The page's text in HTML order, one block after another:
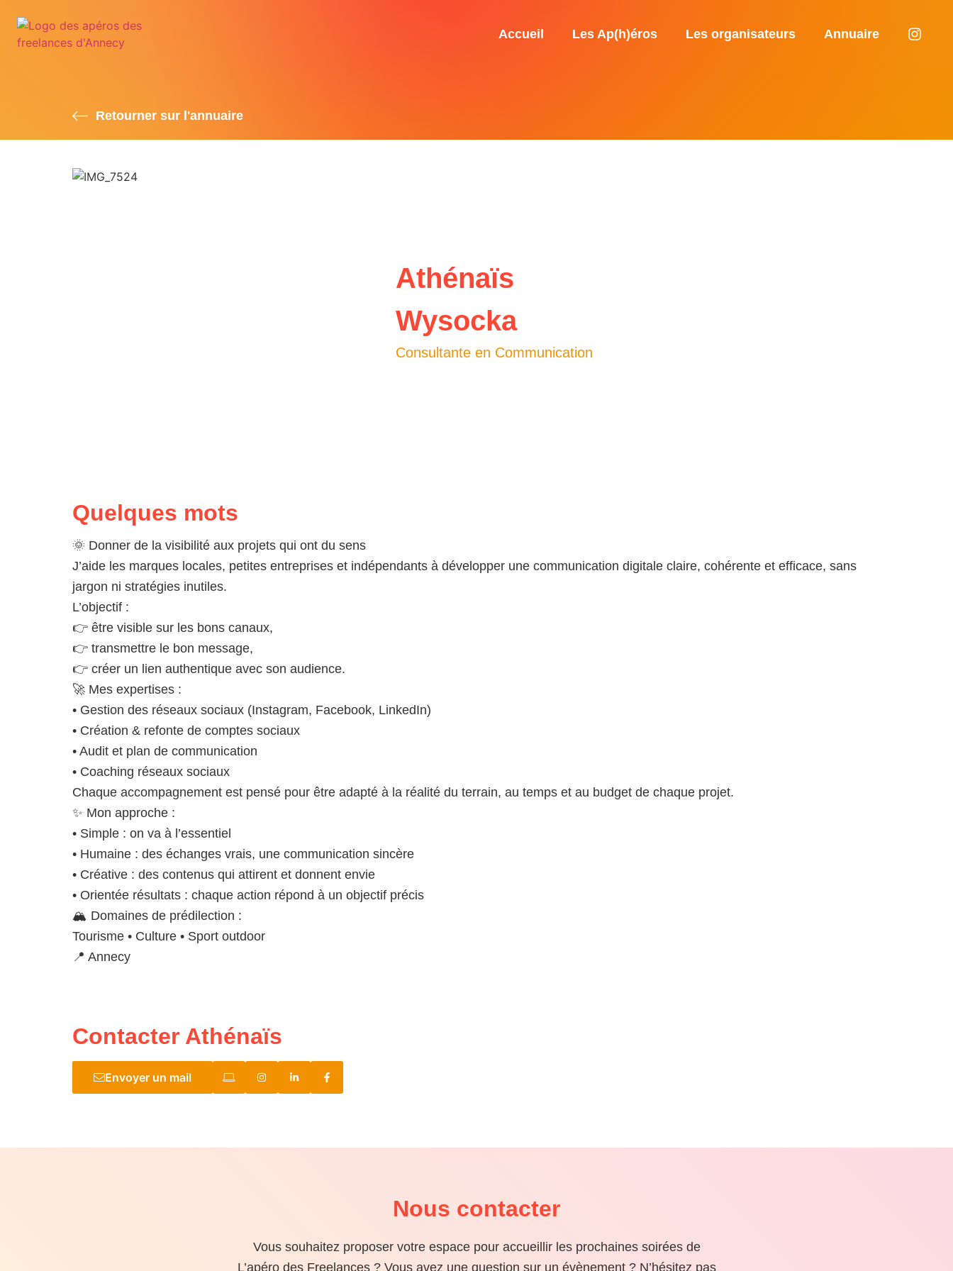
Accueil Les Ap(h)éros Les organisateurs Annuaire
Retourner sur l'annuaire
Athénaïs
Wysocka
Consultante en Communication
Quelques mots
🌞 Donner de la visibilité aux projets qui ont du sens
J’aide les marques locales, petites entreprises et indépendants à développer une communication digitale claire, cohérente et efficace, sans
jargon ni stratégies inutiles.
L’objectif :
👉 être visible sur les bons canaux,
👉 transmettre le bon message,
👉 créer un lien authentique avec son audience.
🚀 Mes expertises :
• Gestion des réseaux sociaux (Instagram, Facebook, LinkedIn)
• Création & refonte de comptes sociaux
• Audit et plan de communication
• Coaching réseaux sociaux
Chaque accompagnement est pensé pour être adapté à la réalité du terrain, au temps et au budget de chaque projet.
✨ Mon approche :
• Simple : on va à l’essentiel
• Humaine : des échanges vrais, une communication sincère
• Créative : des contenus qui attirent et donnent envie
• Orientée résultats : chaque action répond à un objectif précis
🏔️ Domaines de prédilection :
Tourisme • Culture • Sport outdoor
📍 Annecy
Contacter Athénaïs
Envoyer un mail
Nous contacter
Vous souhaitez proposer votre espace pour accueillir les prochaines soirées de
L’apéro des Freelances ? Vous avez une question sur un évènement ? N’hésitez pas